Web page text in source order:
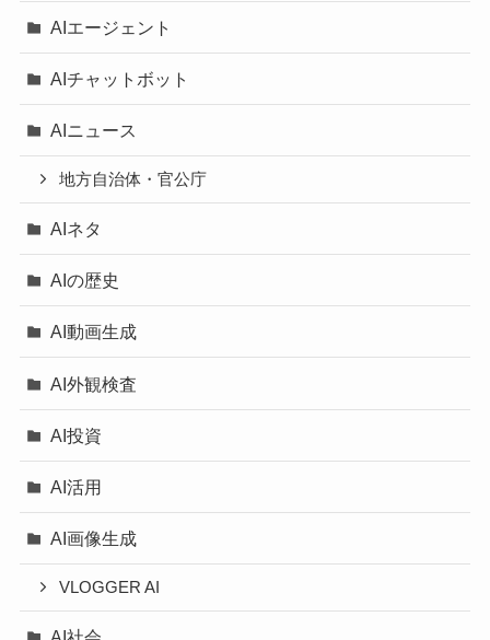
AIエージェント
AIチャットボット
AIニュース
地方自治体・官公庁
AIネタ
AIの歴史
AI動画生成
AI外観検査
AI投資
AI活用
AI画像生成
VLOGGER AI